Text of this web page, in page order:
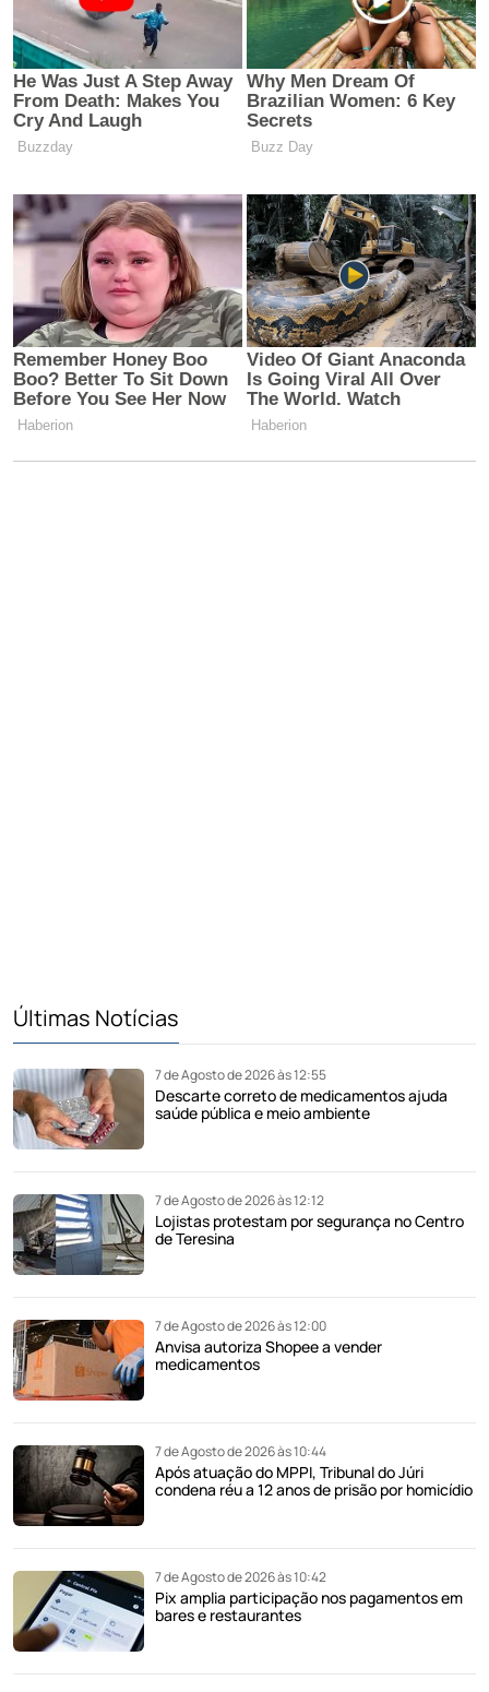
Últimas Notícias
7 de Agosto de 2026 às 12:55
Descarte correto de medicamentos ajuda
saúde pública e meio ambiente
7 de Agosto de 2026 às 12:12
Lojistas protestam por segurança no Centro
de Teresina
7 de Agosto de 2026 às 12:00
Anvisa autoriza Shopee a vender
medicamentos
7 de Agosto de 2026 às 10:44
Após atuação do MPPI, Tribunal do Júri
condena réu a 12 anos de prisão por homicídio
7 de Agosto de 2026 às 10:42
Pix amplia participação nos pagamentos em
bares e restaurantes